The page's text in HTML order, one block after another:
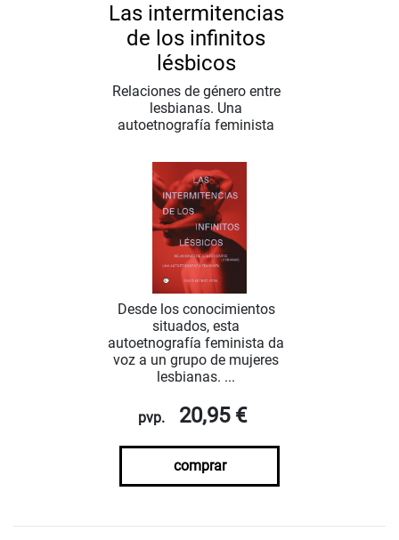
Las intermitencias
de los infinitos
lésbicos
Relaciones de género entre
lesbianas. Una
autoetnografía feminista
Desde los conocimientos
situados, esta
autoetnografía feminista da
voz a un grupo de mujeres
lesbianas. ...
pvp. 20,95 €
comprar